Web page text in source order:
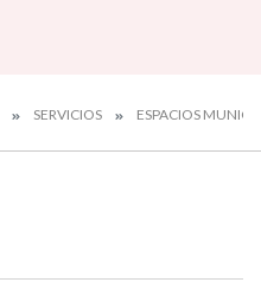
SERVICIOS ESPACIOS